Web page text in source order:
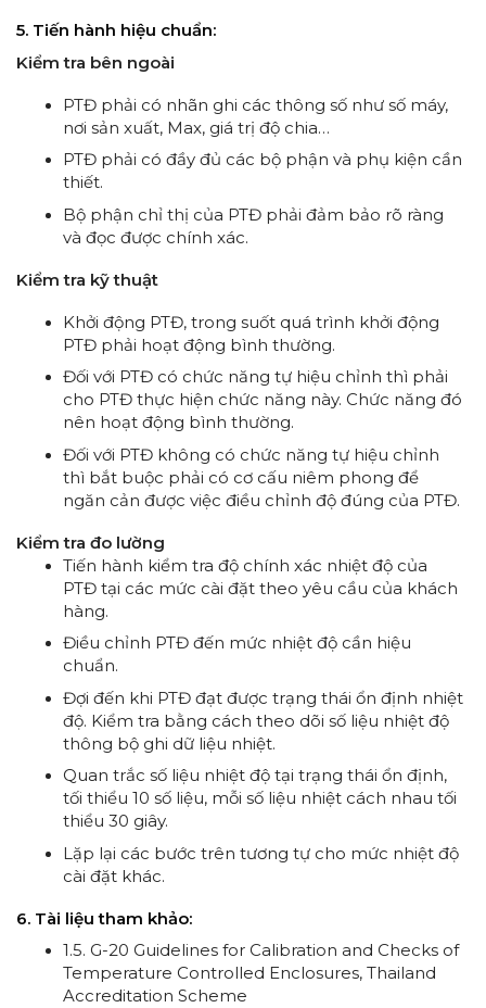
5. Tiến hành hiệu chuẩn:
Kiểm tra bên ngoài
PTĐ phải có nhãn ghi các thông số như số máy,
nơi sản xuất, Max, giá trị độ chia…
PTĐ phải có đầy đủ các bộ phận và phụ kiện cần
thiết.
Bộ phận chỉ thị của PTĐ phải đảm bảo rõ ràng
và đọc được chính xác.
Kiểm tra kỹ thuật
Khởi động PTĐ, trong suốt quá trình khởi động
PTĐ phải hoạt động bình thường.
Đối với PTĐ có chức năng tự hiệu chỉnh thì phải
cho PTĐ thực hiện chức năng này. Chức năng đó
nên hoạt động bình thường.
Đối với PTĐ không có chức năng tự hiệu chỉnh
thì bắt buộc phải có cơ cấu niêm phong để
ngăn cản được việc điều chỉnh độ đúng của PTĐ.
Kiểm tra đo lường
Tiến hành kiểm tra độ chính xác nhiệt độ của
PTĐ tại các mức cài đặt theo yêu cầu của khách
hàng.
Điều chỉnh PTĐ đến mức nhiệt độ cần hiệu
chuẩn.
Đợi đến khi PTĐ đạt được trạng thái ổn định nhiệt
độ. Kiểm tra bằng cách theo dõi số liệu nhiệt độ
thông bộ ghi dữ liệu nhiệt.
Quan trắc số liệu nhiệt độ tại trạng thái ổn định,
tối thiểu 10 số liệu, mỗi số liệu nhiệt cách nhau tối
thiểu 30 giây.
Lặp lại các bước trên tương tự cho mức nhiệt độ
cài đặt khác.
6. Tài liệu tham khảo:
1.5. G-20 Guidelines for Calibration and Checks of
Temperature Controlled Enclosures, Thailand
Accreditation Scheme